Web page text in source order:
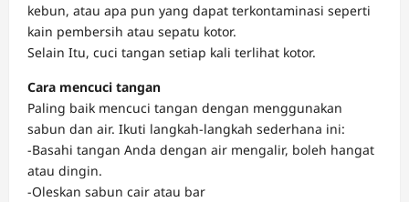
kebun, atau apa pun yang dapat terkontaminasi seperti
kain pembersih atau sepatu kotor.
Selain Itu, cuci tangan setiap kali terlihat kotor.
Cara mencuci tangan
Paling baik mencuci tangan dengan menggunakan
sabun dan air. Ikuti langkah-langkah sederhana ini:
-Basahi tangan Anda dengan air mengalir, boleh hangat
atau dingin.
-Oleskan sabun cair atau bar